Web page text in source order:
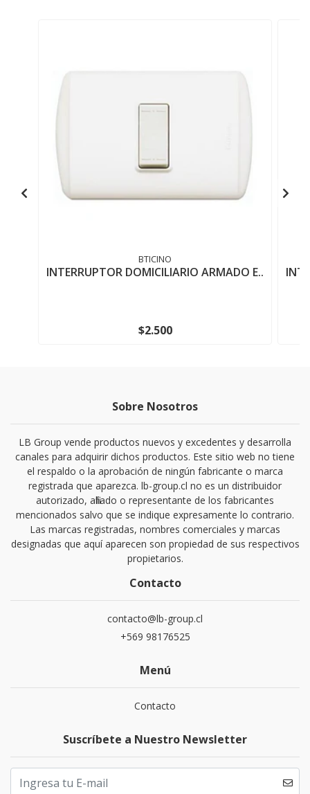
BTICINO
INTERRUPTOR DOMICILIARIO ARMADO E..
$2.500
Sobre Nosotros
LB Group vende productos nuevos y excedentes y desarrolla
canales para adquirir dichos productos. Este sitio web no tiene
el respaldo o la aprobación de ningún fabricante o marca
registrada que aparezca. lb-group.cl no es un distribuidor
autorizado, afiliado o representante de los fabricantes
mencionados salvo que se indique expresamente lo contrario.
Las marcas registradas, nombres comerciales y marcas
designadas que aquí aparecen son propiedad de sus respectivos
propietarios.
Contacto
contacto@lb-group.cl
+569 98176525
Menú
Contacto
Suscríbete a Nuestro Newsletter